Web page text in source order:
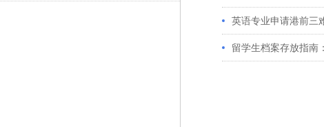
英语专业申请港前三
例看港大、港中文申请
留学生档案存放指南